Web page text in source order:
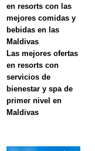
en resorts con las
mejores comidas y
bebidas en las
Maldivas
Las mejores ofertas
en resorts con
servicios de
bienestar y spa de
primer nivel en
Maldivas